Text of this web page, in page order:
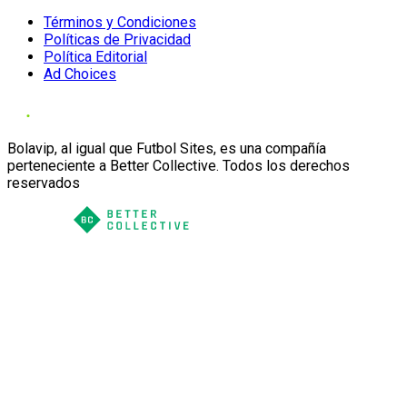
Términos y Condiciones
Políticas de Privacidad
Política Editorial
Ad Choices
Bolavip, al igual que Futbol Sites, es una compañía
perteneciente a Better Collective. Todos los derechos
reservados